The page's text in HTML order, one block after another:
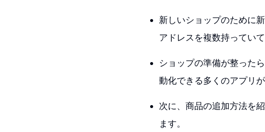
新しいショップのために
アドレスを複数持っていて
ショップの準備が整った
動化できる多くのアプリが
次に、商品の追加方法を
ます。